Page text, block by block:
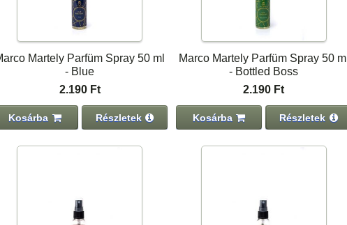
Martely Parfüm Spray 50 ml
- Blue
2.190 Ft
Kosárba Részletek
Marco Martely Parfüm Spray 50 ml
- Bottled Boss
2.190 Ft
Kosárba Részletek